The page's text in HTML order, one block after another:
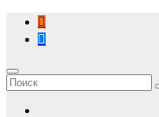
Перейти
содержимому